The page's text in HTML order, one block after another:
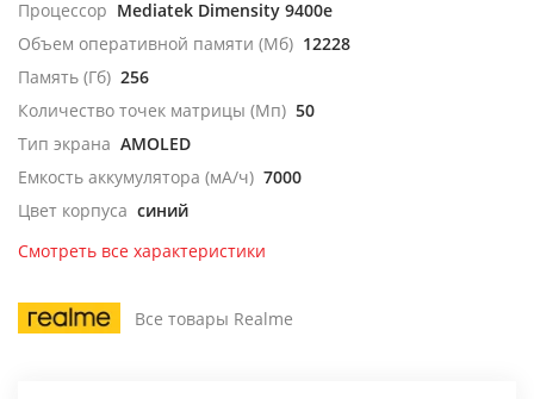
Процессор Mediatek Dimensity 9400e
Объем оперативной памяти (Мб) 12228
Память (Гб) 256
Количество точек матрицы (Мп) 50
Тип экрана AMOLED
Емкость аккумулятора (мА/ч) 7000
Цвет корпуса синий
Смотреть все характеристики
Все товары Realme